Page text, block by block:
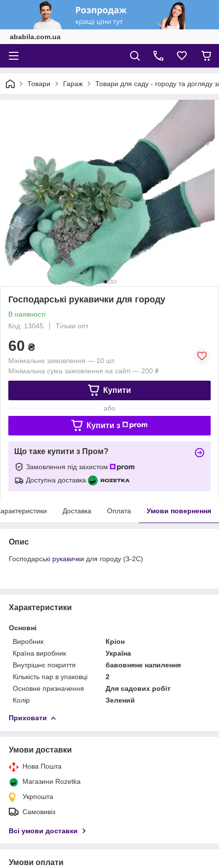
ababila.com.ua
Товари Гараж Товари для саду - городу та догляду
Господарські рукавички для городу
В наявності
Код: 13045
Тільки опт
60 ₴
Мінімальне замовлення — 10 шт.
Мінімальна сума замовлення на сайті — 200 ₴
Купити
або
Купити з
Що таке купити з Пром?
Замовлення під захистом
Доступна доставка
Доставка Оплата Умови повернення
Опис
Господарські рукавички для городу (3-2С)
Характеристики
Основні
Виробник
Кріон
Країна виробник
Україна
Внутрішнє покриття
бавовняне напилення
Кількість пар в упаковці
2
Основне призначення
Для садових робіт
Колір
Зелений
Приховати
Умови доставки
Нова Пошта
Магазини Rozetka
Укрпошта
Самовивіз
Всі умови доставки
Умови оплати